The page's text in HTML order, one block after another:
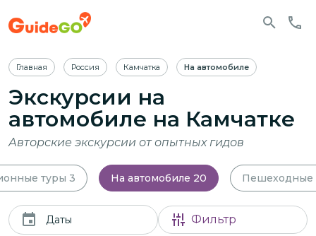
Главная Россия Камчатка На автомобиле
Экскурсии на
автомобиле на Камчатке
Авторские экскурсии от опытных гидов
туры 3 На автомобиле 20 Пешеходные
Даты Фильтр